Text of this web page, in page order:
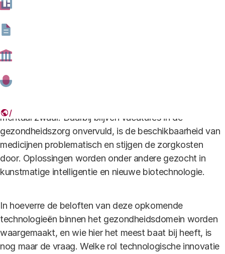
Gezondheid-Rathenau-Instituut.jpg
Design Week 2021. (Foto: Edwin Smits)
De gezondheid in Nederland staat onder druk. Onze
ervaren gezondheid neemt af, de gezondheidskloof
tussen arm en rijk is hardnekkig, vergrijzing leidt tot een
mentaal zwaar. Daarbij blijven vacatures in de
gezondheidszorg onvervuld, is de beschikbaarheid van
medicijnen problematisch en stijgen de zorgkosten
door. Oplossingen worden onder andere gezocht in
kunstmatige intelligentie en nieuwe biotechnologie.
In hoeverre de beloften van deze opkomende
technologieën binnen het gezondheidsdomein worden
waargemaakt, en wie hier het meest baat bij heeft, is
nog maar de vraag. Welke rol technologische innovatie